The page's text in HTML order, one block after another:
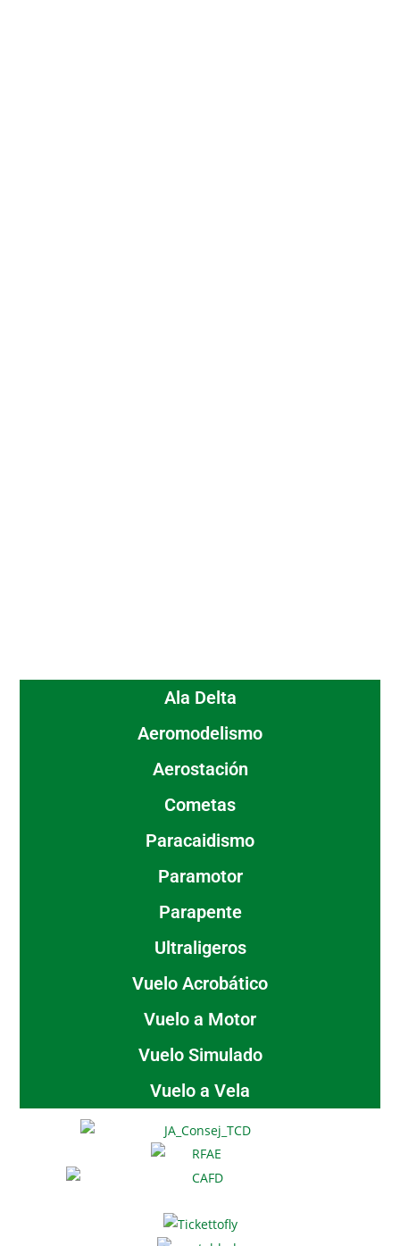
Ala Delta
Aeromodelismo
Aerostación
Cometas
Paracaidismo
Paramotor
Parapente
Ultraligeros
Vuelo Acrobático
Vuelo a Motor
Vuelo Simulado
Vuelo a Vela